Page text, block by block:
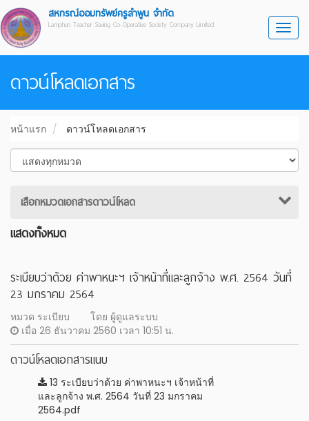
สหกรณ์ออมทรัพย์ครูลำพูน จำกัด
Lamphun Teacher Saving Co-Operative Society Company Limited
ดาวน์โหลดเอกสาร
หน้าแรก ดาวน์โหลดเอกสาร
เสือกหมวดเอกสารดาวน์โหลด
แสดงทั้งหมด
ระเบียบว่าด้วย ค่าพาหนะฯ เจ้าหน้าที่และลูกจ้าง พ.ศ. 2564 วันที่
23 มกราคม 2564
หมวด ระเบียบ
โดย ผู้ดูแลระบบ
เมื่อ 26 ธันวาคม 2560 เวลา 10:51 น.
ดาวน์โหลดเอกสารแนบ
13 ระเบียบว่าด้วย ค่าพาหนะฯ เจ้าหน้าที่
และลูกจ้าง พ.ศ. 2564 วันที่ 23 มกราคม
2564.pdf